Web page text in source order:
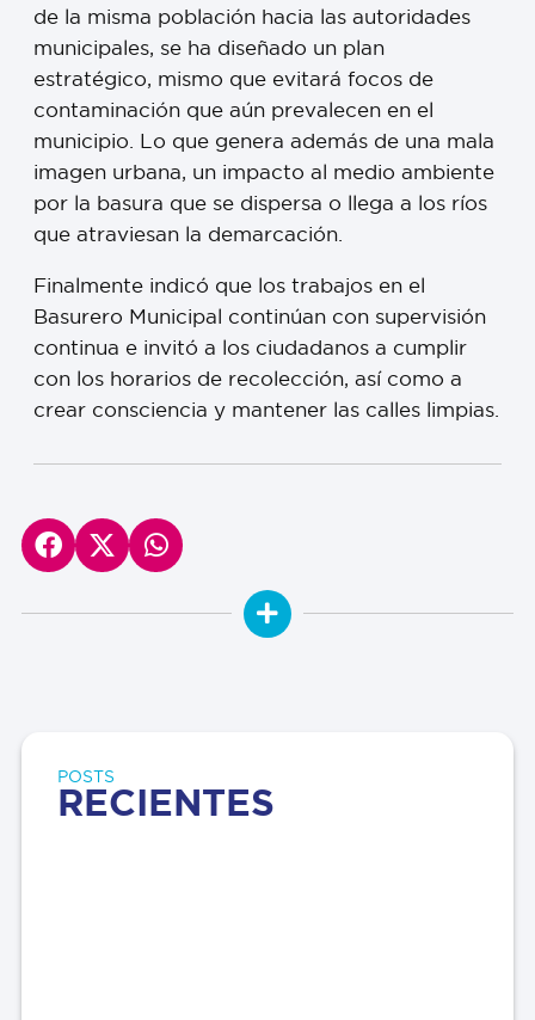
de la misma población hacia las autoridades
municipales, se ha diseñado un plan
estratégico, mismo que evitará focos de
contaminación que aún prevalecen en el
municipio. Lo que genera además de una mala
imagen urbana, un impacto al medio ambiente
por la basura que se dispersa o llega a los ríos
que atraviesan la demarcación.
Finalmente indicó que los trabajos en el
Basurero Municipal continúan con supervisión
continua e invitó a los ciudadanos a cumplir
con los horarios de recolección, así como a
crear consciencia y mantener las calles limpias.
POSTS
RECIENTES